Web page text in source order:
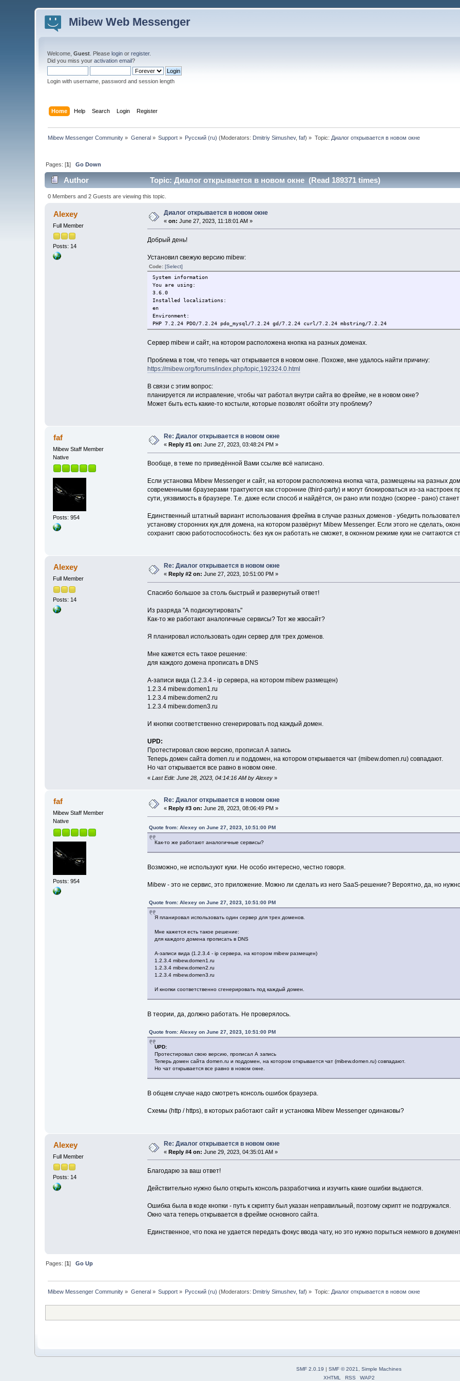
Mibew Web Messenger
Welcome,Guest . Pleaselogin orregister.
Did you miss youractivation email?
Login with username, password and session length
Home Help Search Login Register
Mibew Messenger Community » General» Support » Русский (ru) (Moderators: Dmitriy Simushev,faf) » Topic: Диалог открывается в новом окне
Pages: [1]Go Down
Author Topic: Диалог открывается в новом окне (Read 189371 times)
0 Members and 2 Guests are viewing this topic.
Alexey
Full Member
Posts: 14
Диалог открывается в новом окне
«on: June 27, 2023, 11:18:01 AM »
Добрый день!
Установил свежую версию mibew:
Code: [Select]
System information
You are using:
3.6.0
Installed localizations:
en
Environment:
PHP 7.2.24 PDO/7.2.24 pdo_mysql/7.2.24 gd/7.2.24 curl/7.2.24 mbstring/7.2.24
Сервер mibew и сайт, на котором расположена кнопка на разных доменах.
Проблема в том, что теперь чат открывается в новом окне. Похоже, мне удалось найти причину:
https://mibew.org/forums/index.php/topic,192324.0.html
В связи с этим вопрос:
планируется ли исправление, чтобы чат работал внутри сайта во фрейме, не в новом окне?
Может быть есть какие-то костыли, которые позволят обойти эту проблему?
faf
Mibew Staff Member
Native
Posts: 954
Re: Диалог открывается в новом окне
«Reply #1 on: June 27, 2023, 03:48:24 PM »
Вообще, в теме по приведённой Вами ссылке всё написано.
Если установка Mibew Messenger и сайт, на котором расположена кнопка чата, размещены на разных
современными браузерами трактуются как сторонние (third-party) и могут блокироваться из-за настроек
сути, уязвимость в браузере. Т.е. даже если способ и найдётся, он рано или поздно (скорее - рано)
Единственный штатный вариант использования фрейма в случае разных доменов - убедить
установку сторонних кук для домена, на котором развёрнут Mibew Messenger. Если этого не сделать,
сохранит свою работоспособность: без кук он работать не сможет, в оконном режиме куки не считаются
Alexey
Full Member
Posts: 14
Re: Диалог открывается в новом окне
« Reply #2 on: June 27, 2023, 10:51:00 PM »
Спасибо большое за столь быстрый и развернутый ответ!
Из разряда "А подискутировать"
Как-то же работают аналогичные сервисы? Тот же жвосайт?
Я планировал использовать один сервер для трех доменов.
Мне кажется есть такое решение:
для каждого домена прописать в DNS
A-записи вида (1.2.3.4 - ip сервера, на котором mibew размещен)
1.2.3.4 mibew.domen1.ru
1.2.3.4 mibew.domen2.ru
1.2.3.4 mibew.domen3.ru
И кнопки соответственно сгенерировать под каждый домен.
UPD:
Протестировал свою версию, прописал А запись
Теперь домен сайта domen.ru и поддомен, на котором открывается чат (mibew.domen.ru) совпадают.
Но чат открывается все равно в новом окне.
« Last Edit: June 28, 2023, 04:14:16 AM by Alexey»
faf
Mibew Staff Member
Native
Posts: 954
Re: Диалог открывается в новом окне
« Reply #3 on: June 28, 2023, 08:06:49 PM »
Quote from: Alexey on June 27, 2023, 10:51:00 PM
Как-то же работают аналогичные сервисы?
Возможно, не используют куки. Не особо интересно, честно говоря.
Mibew - это не сервис, это приложение. Можно ли сделать из него SaaS-решение? Вероятно, да, но
Quote from: Alexey on June 27, 2023, 10:51:00 PM
Я планировал использовать один сервер для трех доменов.
Мне кажется есть такое решение:
для каждого домена прописать в DNS
A-записи вида (1.2.3.4 - ip сервера, на котором mibew размещен)
1.2.3.4 mibew.domen1.ru
1.2.3.4 mibew.domen2.ru
1.2.3.4 mibew.domen3.ru
И кнопки соответственно сгенерировать под каждый домен.
В теории, да, должно работать. Не проверялось.
Quote from: Alexey on June 27, 2023, 10:51:00 PM
UPD:
Протестировал свою версию, прописал А запись
Теперь домен сайта domen.ru и поддомен, на котором открывается чат (mibew.domen.ru) совпадают.
Но чат открывается все равно в новом окне.
В общем случае надо смотреть консоль ошибок браузера.
Схемы (http / https), в которых работают сайт и установка Mibew Messenger одинаковы?
Alexey
Full Member
Posts: 14
Re: Диалог открывается в новом окне
«Reply #4 on: June 29, 2023, 04:35:01 AM »
Благодарю за ваш ответ!
Действительно нужно было открыть консоль разработчика и изучить какие ошибки выдаются.
Ошибка была в коде кнопки - путь к скрипту был указан неправильный, поэтому скрипт не подгружался.
Окно чата теперь открывается в фрейме основного сайта.
Единственное, что пока не удается передать фокус ввода чату, но это нужно порыться немного в
Pages: [1]Go Up
Mibew Messenger Community » General» Support » Русский (ru) (Moderators: Dmitriy Simushev,faf) » Topic: Диалог открывается в новом окне
SMF 2.0.19 | SMF © 2021
Simple Machines
XHTML
RSS WAP2